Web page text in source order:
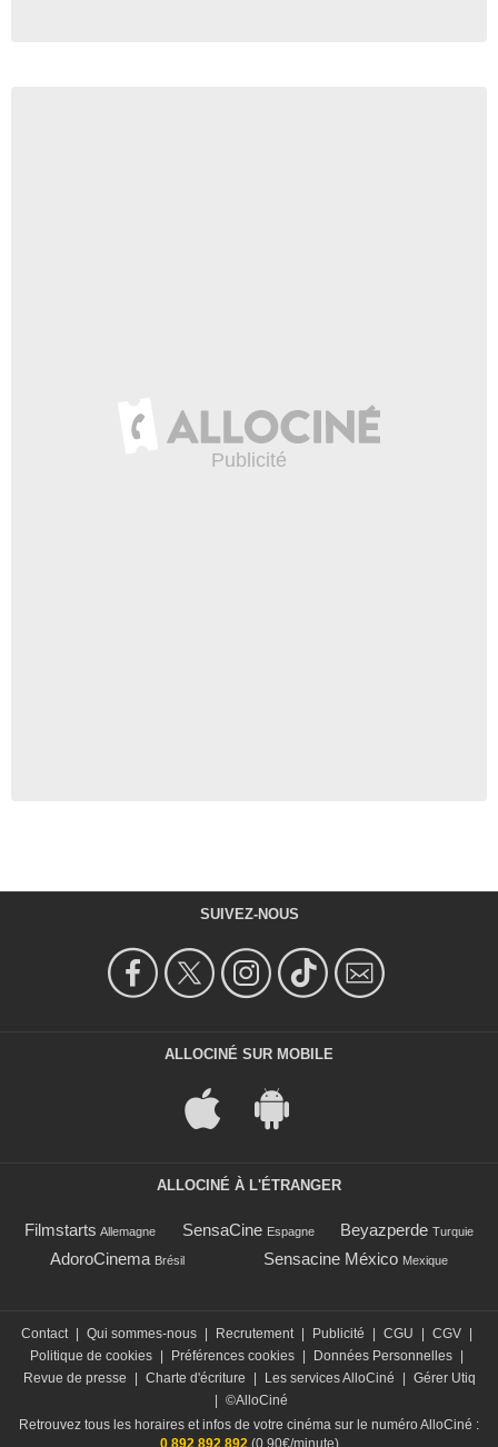
SUIVEZ-NOUS
ALLOCINÉ SUR MOBILE
ALLOCINÉ À L'ÉTRANGER
Filmstarts Allemagne SensaCine Espagne Beyazperde Turquie
AdoroCinema Brésil Sensacine México Mexique
Contact Qui sommes-nous Recrutement Publicité CGU CGV
Politique de cookies
Préférences cookies Données Personnelles
Revue de presse
Charte d'écriture Les services AlloCiné
Gérer Utiq
©AlloCiné
Retrouvez tous les horaires et infos de votre cinéma sur le numéro AlloCiné :